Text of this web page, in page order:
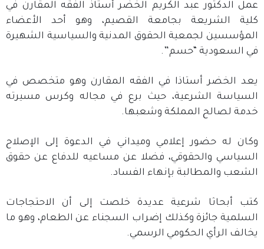
عمل الدكتور عبد الكريم الخضر أستاذ الفقه المقارن في
كلية الشريعة بجامعة القصيم، وهو أحد الأعضاء
المؤسسين لجمعية الحقوق المدنية والسياسية الشهيرة
في السعودية “حسم”.
يعد الخضر أستاذا في الفقه المقارن وهو متخصص في
السياسة الشرعية، حيث برع في مجاله وكرس مسيرته
خدمة لصالح المملكة وشعبها.
وكان له حضور إعلامي وميداني في الدعوة إلى الإصلاح
السياسي والحقوقي، فضلا عن مساعيه للدفاع عن حقوق
الشعب والمطالبة بإنهاء الفساد.
كتب أبحاثا شرعية عديدة خلصت إلى أن الاحتجاجات
السلمية جائزة وكذلك إضراب السجناء عن الطعام، وهو ما
يخالف الرأي الحكومي الرسمي.